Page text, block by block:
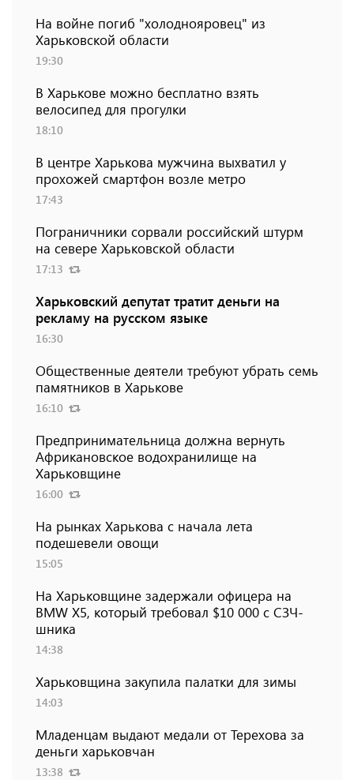
На войне погиб "холоднояровец" из
Харьковской области
19:30
В Харькове можно бесплатно взять
велосипед для прогулки
18:10
В центре Харькова мужчина выхватил у
прохожей смартфон возле метро
17:43
Пограничники сорвали российский штурм
на севере Харьковской области
17:13
Харьковский депутат тратит деньги на
рекламу на русском языке
16:30
Общественные деятели требуют убрать семь
памятников в Харькове
16:10
Предпринимательница должна вернуть
Африкановское водохранилище на
Харьковщине
16:00
На рынках Харькова с начала лета
подешевели овощи
15:05
На Харьковщине задержали офицера на
BMW Х5, который требовал $10 000 с СЗЧ-
шника
14:38
Харьковщина закупила палатки для зимы
14:03
Младенцам выдают медали от Терехова за
деньги харьковчан
13:38